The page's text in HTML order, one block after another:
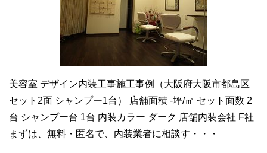
美容室 デザイン内装工事施工事例（大阪府大阪市都島区
セット2面 シャンプー1台） 店舗面積 -坪/㎡ セット面数 2
台 シャンプー台 1台 内装カラー ダーク 店舗内装会社 F社
まずは、無料・匿名で、内装業者に相談す・・・